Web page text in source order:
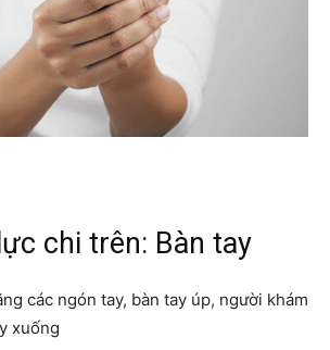
chi trên: Bàn tay
các ngón tay, bàn tay úp, người khám
xuống